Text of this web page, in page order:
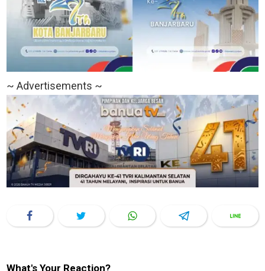
~ Advertisements ~
What's Your Reaction?